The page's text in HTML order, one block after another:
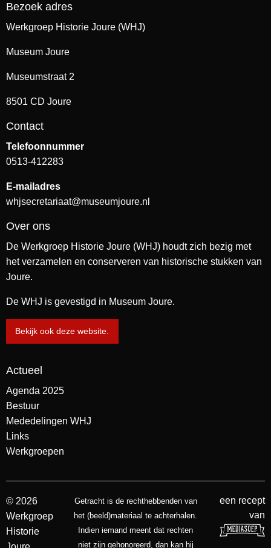
Bezoek adres
Werkgroep Historie Joure (WHJ)
Museum Joure
Museumstraat 2
8501 CD Joure
Contact
Telefoonnummer
0513-412283
E-mailadres
whjsecretariaat@museumjoure.nl
Over ons
De Werkgroep Historie Joure (WHJ) houdt zich bezig met
het verzamelen en conserveren van historische stukken van
Joure.
De WHJ is gevestigd in Museum Joure.
Bekijk ook deze website.
Actueel
Agenda 2025
Bestuur
Mededelingen WHJ
Links
Werkgroepen
© 2026
Werkgroep
Historie
Getracht is de rechthebbenden van
het (beeld)materiaal te achterhalen.
Indien iemand meent dat rechten
niet zijn gehonoreerd, dan kan hij
een recept
van